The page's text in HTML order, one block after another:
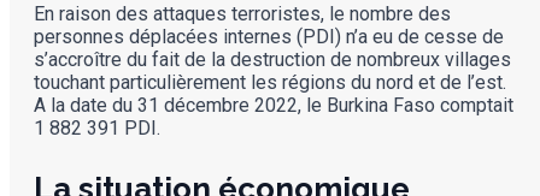
En raison des attaques terroristes, le nombre des
personnes déplacées internes (PDI) n’a eu de cesse de
s’accroître du fait de la destruction de nombreux villages
touchant particulièrement les régions du nord et de l’est.
A la date du 31 décembre 2022, le Burkina Faso comptait
1 882 391 PDI.
La situation économique